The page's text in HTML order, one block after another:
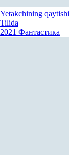
Yetakchining
Tilida
2021 Фантастика